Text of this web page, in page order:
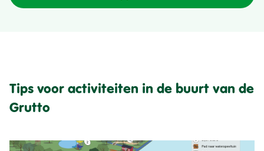
Tips voor activiteiten in de buurt van de
Grutto